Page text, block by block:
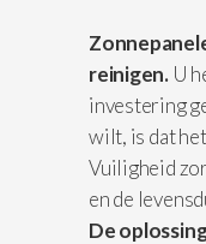
reinigen. U
investering
wilt, is dat
Vuiligheid
en de
De